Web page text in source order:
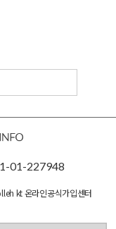
01-227948
kt 온라인공식가입센터